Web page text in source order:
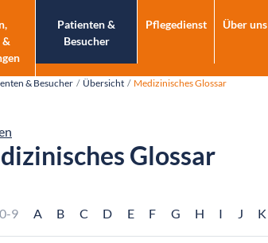
Patienten &
Besucher
Pflegedienst Über uns
& Besucher Übersicht Medizinisches Glossar
Glossar
0-9 A B C D E F G H I J K